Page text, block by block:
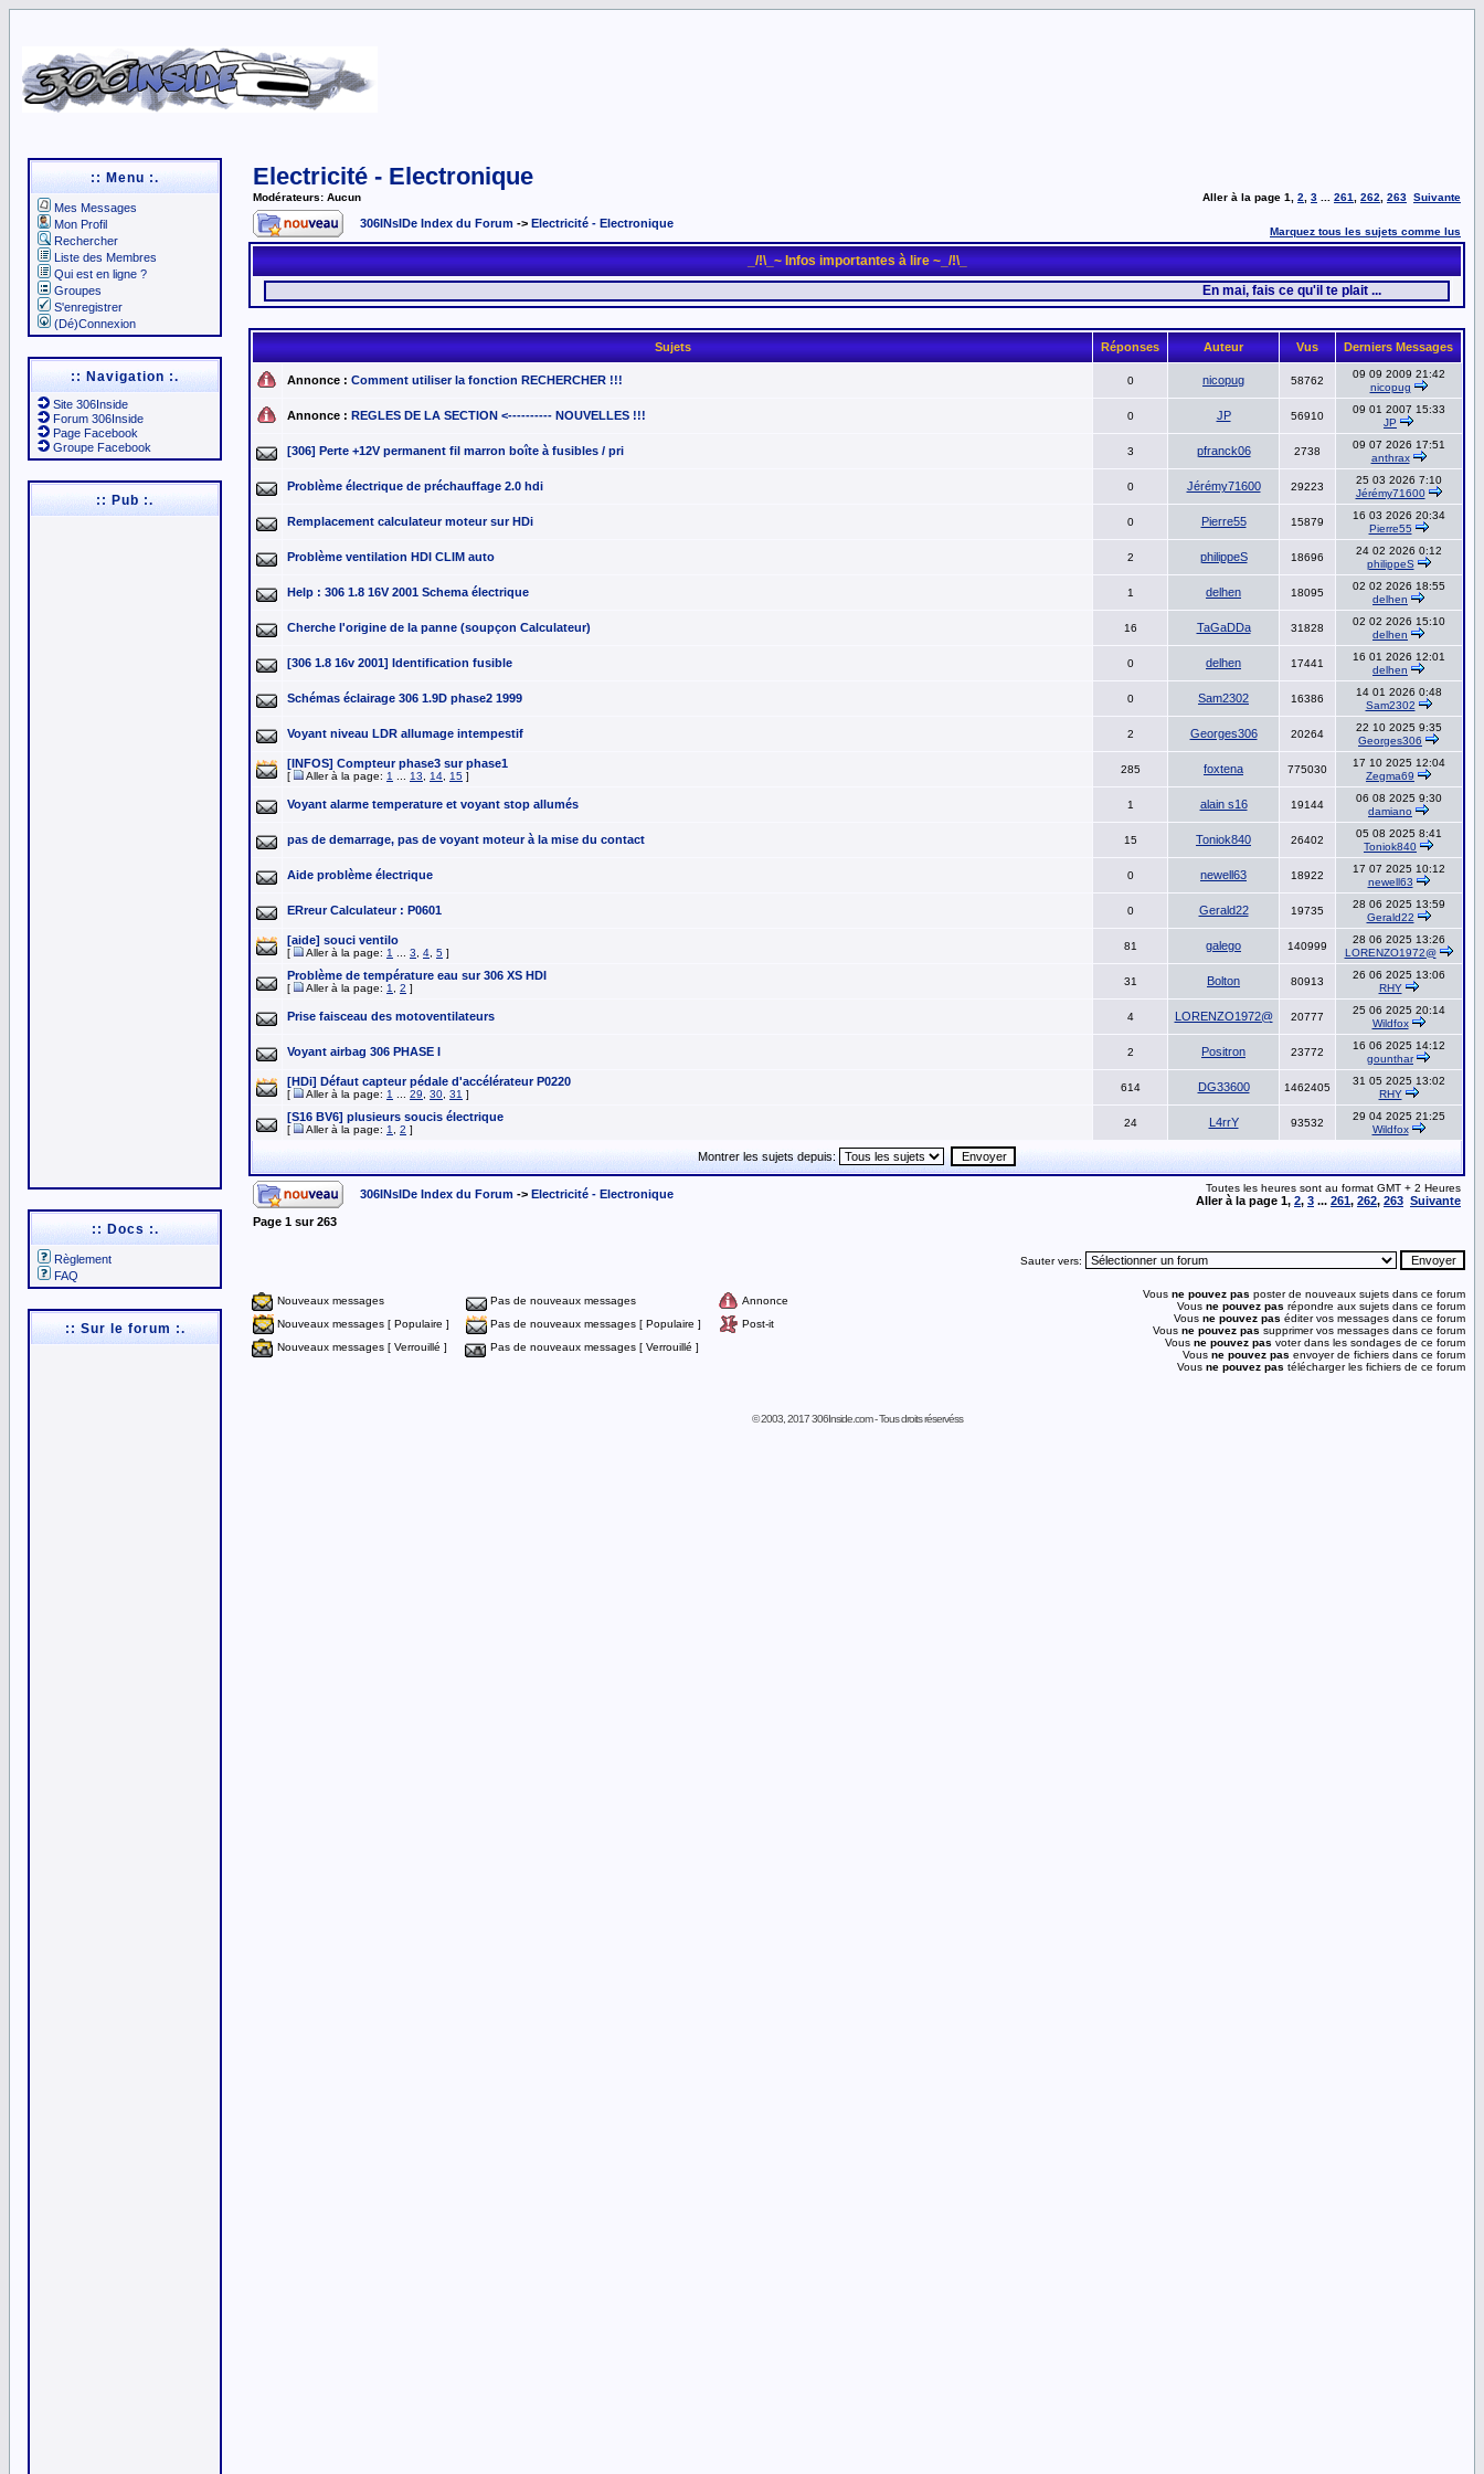
:: Menu :.
Mes Messages
Mon Profil
Rechercher
Liste des Membres
Qui est en ligne ?
Groupes
S'enregistrer
(Dé)Connexion
:: Navigation :.
Site 306Inside
Forum 306Inside
Page Facebook
Groupe Facebook
:: Pub :.
:: Docs :.
Règlement
FAQ
:: Sur le forum :.
Electricité - Electronique
Modérateurs: Aucun Aller à la page 1 2 3 261 262 263 Suivante
306INsIDe Index du Forum -> Electricité - Electronique
Marquez tous les sujets comme lus
_/!\_~ Infos importantes à lire ~_/!\_
En mai, fais ce qu'il te plait ...
Sujets Réponses Auteur Vus Derniers Messages
Annonce : Comment utiliser la fonction RECHERCHER !!! 0 nicopug 58762
09 09 2009 21:42
nicopug
Annonce : REGLES DE LA SECTION <---------- NOUVELLES !!! 0 JP 56910
09 01 2007 15:33
JP
[306] Perte +12V permanent fil marron boîte à fusibles / pri 3 pfranck06 2738
09 07 2026 17:51
anthrax
Problème électrique de préchauffage 2.0 hdi 0 Jérémy71600 29223
25 03 2026 7:10
Jérémy71600
Remplacement calculateur moteur sur HDi 0 Pierre55 15879
16 03 2026 20:34
Pierre55
Problème ventilation HDI CLIM auto 2 philippeS 18696
24 02 2026 0:12
philippeS
Help : 306 1.8 16V 2001 Schema électrique 1 delhen 18095
02 02 2026 18:55
delhen
Cherche l'origine de la panne (soupçon Calculateur) 16 TaGaDDa 31828
02 02 2026 15:10
delhen
[306 1.8 16v 2001] Identification fusible 0 delhen 17441
16 01 2026 12:01
delhen
Schémas éclairage 306 1.9D phase2 1999 0 Sam2302 16386
14 01 2026 0:48
Sam2302
Voyant niveau LDR allumage intempestif 2 Georges306 20264
22 10 2025 9:35
Georges306
[INFOS] Compteur phase3 sur phase1
[ Aller à la page: 1 13 14 15 ]
285 foxtena 775030
17 10 2025 12:04
Zegma69
Voyant alarme temperature et voyant stop allumés 1 alain s16 19144
06 08 2025 9:30
damiano
pas de demarrage, pas de voyant moteur à la mise du contact 15 Toniok840 26402
05 08 2025 8:41
Toniok840
Aide problème électrique 0 newell63 18922
17 07 2025 10:12
newell63
ERreur Calculateur : P0601 0 Gerald22 19735
28 06 2025 13:59
Gerald22
[aide] souci ventilo
[ Aller à la page: 1 3 4 5 ]
81 galego 140999
28 06 2025 13:26
LORENZO1972@
Problème de température eau sur 306 XS HDI
[ Aller à la page: 1 2 ]
31 Bolton 80913
26 06 2025 13:06
RHY
Prise faisceau des motoventilateurs 4 LORENZO1972@ 20777
25 06 2025 20:14
Wildfox
Voyant airbag 306 PHASE I 2 Positron 23772
16 06 2025 14:12
gounthar
[HDi] Défaut capteur pédale d'accélérateur P0220
[ Aller à la page: 1 29 30 31 ]
614 DG33600 1462405
31 05 2025 13:02
RHY
[S16 BV6] plusieurs soucis électrique
[ Aller à la page: 1 2 ]
24 L4rrY 93532
29 04 2025 21:25
Wildfox
Montrer les sujets depuis:
306INsIDe Index du Forum -> Electricité - Electronique Toutes les heures sont au format GMT + 2 Heures
Aller à la page 1, 2, 3 ... 261, 262, 263 Suivante
Page 1 sur263
Sauter vers:
Nouveaux messages Pas de nouveaux messages
Annonce
Nouveaux messages [ Populaire ]
Pas de nouveaux messages [ Populaire ]
Post-it
Nouveaux messages [ Verrouillé ]
Pas de nouveaux messages [ Verrouillé ]
Vous ne pouvez pas poster de nouveaux sujets dans ce forum
Vous ne pouvez pas répondre aux sujets dans ce forum
Vous ne pouvez pas éditer vos messages dans ce forum
Vous ne pouvez pas supprimer vos messages dans ce forum
Vous ne pouvez pas voter dans les sondages de ce forum
Vous ne pouvez pas envoyer de fichiers dans ce forum
Vous ne pouvez pas télécharger les fichiers de ce forum
© 2003, 2017 306Inside.com - Tous droits réservéss